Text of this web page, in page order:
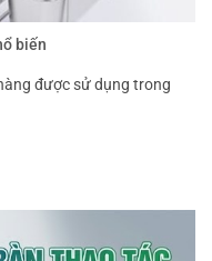
biến
được sử dụng trong